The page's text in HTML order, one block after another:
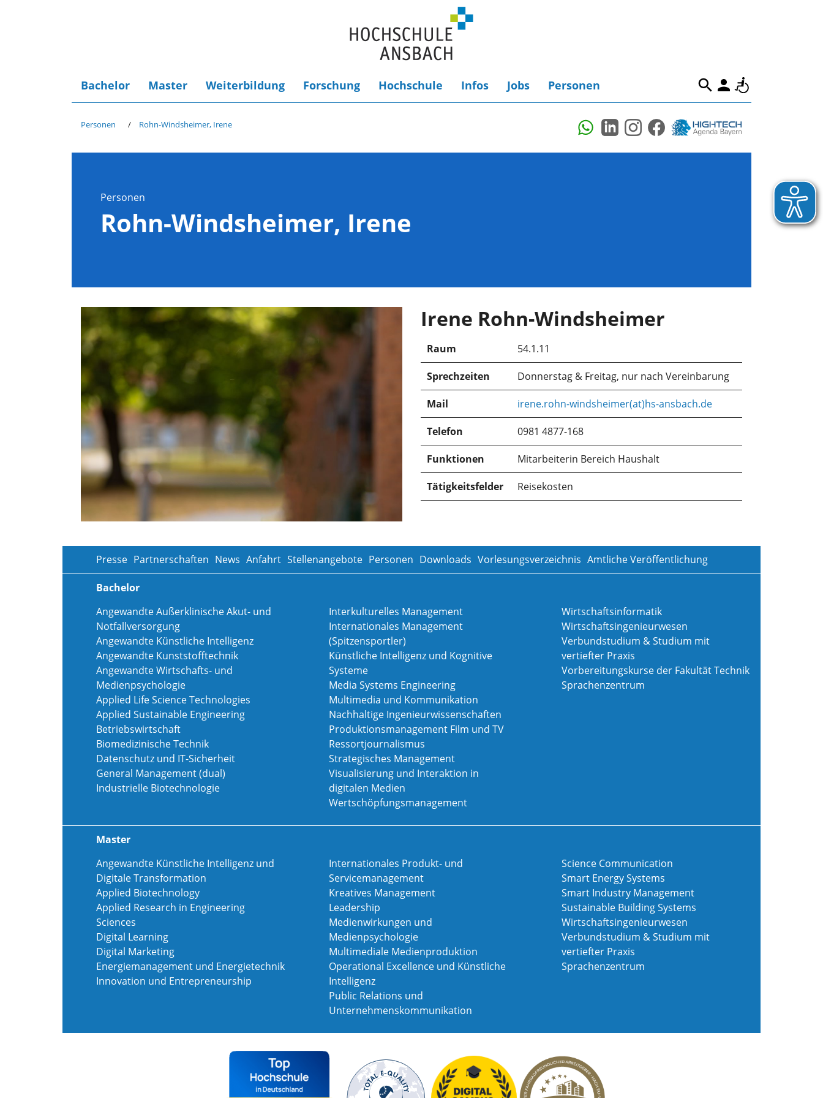
Bachelor Master Weiterbildung Forschung Hochschule Infos Jobs Personen
Personen Rohn-Windsheimer, Irene
Personen
Rohn-Windsheimer, Irene
Irene Rohn-Windsheimer
Raum 54.1.11
Sprechzeiten Donnerstag & Freitag, nur nach Vereinbarung
Mail irene.rohn-windsheimer(at)hs-ansbach.de
Telefon 0981 4877-168
Funktionen Mitarbeiterin Bereich Haushalt
Tätigkeitsfelder Reisekosten
Presse Partnerschaften News Anfahrt Stellenangebote Personen Downloads Vorlesungsverzeichnis Amtliche Veröffentlichung
Bachelor
Angewandte Außerklinische Akut- und
Notfallversorgung
Angewandte Künstliche Intelligenz
Angewandte Kunststofftechnik
Angewandte Wirtschafts- und
Medienpsychologie
Applied Life Science Technologies
Applied Sustainable Engineering
Betriebswirtschaft
Biomedizinische Technik
Datenschutz und IT-Sicherheit
General Management (dual)
Industrielle Biotechnologie
Interkulturelles Management
Internationales Management
(Spitzensportler)
Künstliche Intelligenz und Kognitive
Systeme
Media Systems Engineering
Multimedia und Kommunikation
Nachhaltige Ingenieurwissenschaften
Produktionsmanagement Film und TV
Ressortjournalismus
Strategisches Management
Visualisierung und Interaktion in
digitalen Medien
Wertschöpfungsmanagement
Wirtschaftsinformatik
Wirtschaftsingenieurwesen
Verbundstudium & Studium mit
vertiefter Praxis
Vorbereitungskurse der Fakultät Technik
Sprachenzentrum
Master
Angewandte Künstliche Intelligenz und
Digitale Transformation
Applied Biotechnology
Applied Research in Engineering
Sciences
Digital Learning
Digital Marketing
Energiemanagement und Energietechnik
Innovation und Entrepreneurship
Internationales Produkt- und
Servicemanagement
Kreatives Management
Leadership
Medienwirkungen und
Medienpsychologie
Multimediale Medienproduktion
Operational Excellence und Künstliche
Intelligenz
Public Relations und
Unternehmenskommunikation
Science Communication
Smart Energy Systems
Smart Industry Management
Sustainable Building Systems
Wirtschaftsingenieurwesen
Verbundstudium & Studium mit
vertiefter Praxis
Sprachenzentrum